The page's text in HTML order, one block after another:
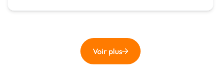
Voir plus